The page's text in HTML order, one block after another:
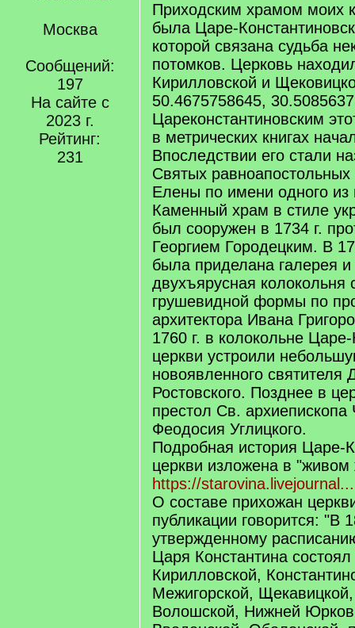
Москва
Сообщений:
197
На сайте с
2023 г.
Рейтинг:
231
Приходским храмом моих
была Царе-
которой связана судьба
потомков. Церковь
Кирилловской и
50.4675758645,
Цареконстантиновским
в метрических книгах
Впоследствии его стали
Святых равноапостольных
Елены по имени одного из
Каменный храм в стиле
был сооружен в 1734 г.
Георгием Городецким. В
была приделана галерея и
двухъярусная колокольня
грушевидной формы по
архитектора Ивана
1760 г. в колокольне
церкви устроили
новоявленного святителя
Ростовского. Позднее в
престол Св. архиепископа
Феодосия Углицкого.
Подробная история Царе-
церкви изложена в "живом
https://
О составе прихожан
публикации говорится: "В
утвержденному
Царя Константина
Кирилловской,
Межигорской,
Волошской, Нижней